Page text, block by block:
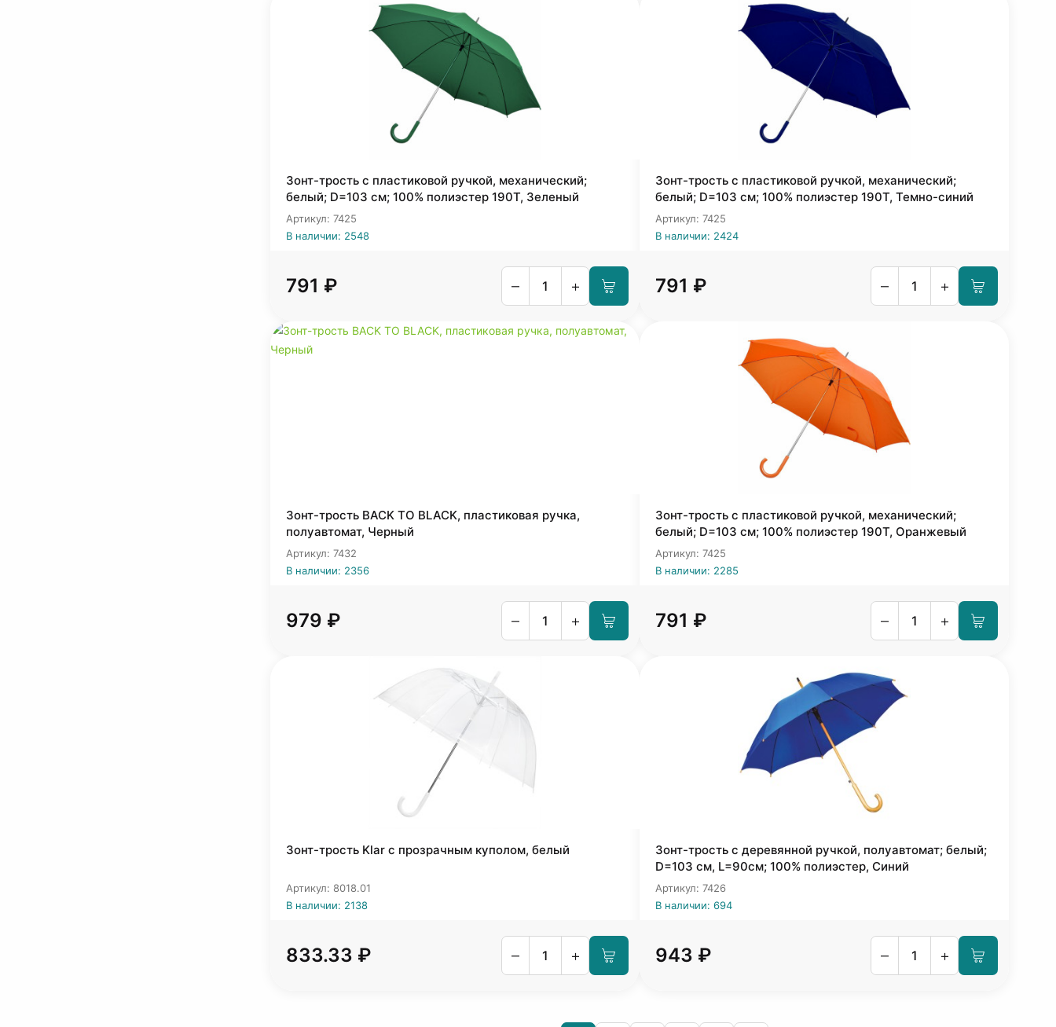
Зонт-трость с пластиковой ручкой, механический;
белый; D=103 см; 100% полиэстер 190T, Зеленый
Артикул: 7425
В наличии: 2548
791 ₽ – +
Зонт-трость с пластиковой ручкой, механический;
белый; D=103 см; 100% полиэстер 190T, Темно-синий
Артикул: 7425
В наличии: 2424
791 ₽ – +
Зонт-трость BACK TO BLACK, пластиковая ручка,
полуавтомат, Черный
Артикул: 7432
В наличии: 2356
979 ₽ – +
Зонт-трость с пластиковой ручкой, механический;
белый; D=103 см; 100% полиэстер 190T, Оранжевый
Артикул: 7425
В наличии: 2285
791 ₽ – +
Зонт-трость Klar с прозрачным куполом, белый
Артикул: 8018.01
В наличии: 2138
833.33 ₽ – +
Зонт-трость с деревянной ручкой, полуавтомат; белый;
D=103 см, L=90см; 100% полиэстер, Синий
Артикул: 7426
В наличии: 694
943 ₽ – +